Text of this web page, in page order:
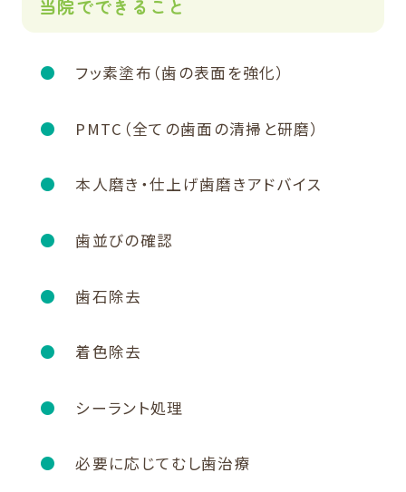
当院でできること
フッ素塗布（歯の表面を強化）
PMTC（全ての歯面の清掃と研磨）
本人磨き・仕上げ歯磨きアドバイス
歯並びの確認
歯石除去
着色除去
シーラント処理
必要に応じてむし歯治療